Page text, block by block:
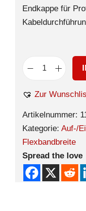
Endkappe für
Zur
Artikelnummer:
Kategorie: Auf-/
Flexbandbreite
Spread the love